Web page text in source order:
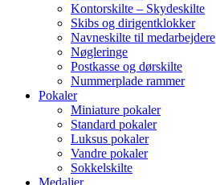
Kontorskilte – Skydeskilte
Skibs og dirigentklokker
Navneskilte til medarbejdere
Nøgleringe
Postkasse og dørskilte
Nummerplade rammer
Pokaler
Miniature pokaler
Standard pokaler
Luksus pokaler
Vandre pokaler
Sokkelskilte
Medaljer